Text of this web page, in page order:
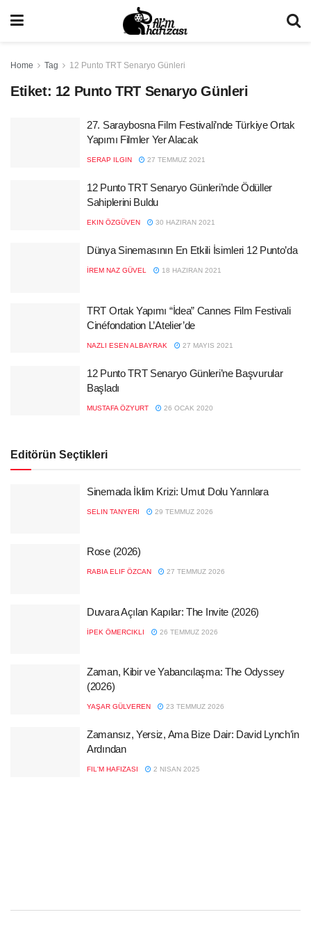
Home Tag 12 Punto TRT Senaryo Günleri
Etiket: 12 Punto TRT Senaryo Günleri
27. Saraybosna Film Festivali’nde Türkiye Ortak
Yapımı Filmler Yer Alacak
SERAP ILGIN 27 TEMMUZ 2021
12 Punto TRT Senaryo Günleri’nde Ödüller
Sahiplerini Buldu
EKIN ÖZGÜVEN 30 HAZIRAN 2021
Dünya Sinemasının En Etkili İsimleri 12 Punto’da
İREM NAZ GÜVEL 18 HAZIRAN 2021
TRT Ortak Yapımı “İdea” Cannes Film Festivali
Cinéfondation L’Atelier’de
NAZLI ESEN ALBAYRAK 27 MAYIS 2021
12 Punto TRT Senaryo Günleri’ne Başvurular
Başladı
MUSTAFA ÖZYURT 26 OCAK 2020
Editörün Seçtikleri
Sinemada İklim Krizi: Umut Dolu Yarınlara
SELIN TANYERI 29 TEMMUZ 2026
Rose (2026)
RABIA ELIF ÖZCAN 27 TEMMUZ 2026
Duvara Açılan Kapılar: The Invite (2026)
İPEK ÖMERCIKLI 26 TEMMUZ 2026
Zaman, Kibir ve Yabancılaşma: The Odyssey
(2026)
YAŞAR GÜLVEREN 23 TEMMUZ 2026
Zamansız, Yersiz, Ama Bize Dair: David Lynch’in
Ardından
FIL'M HAFIZASI 2 NISAN 2025